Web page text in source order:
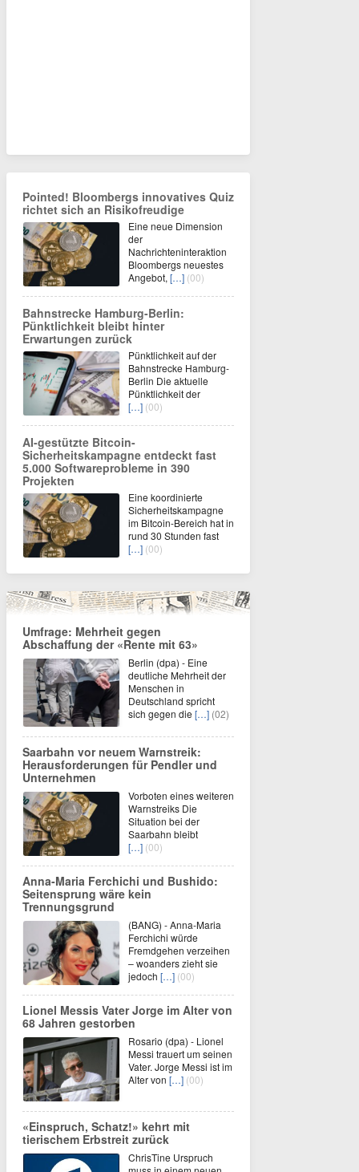
Pointed! Bloombergs innovatives Quiz
richtet sich an Risikofreudige
Eine neue Dimension
der
Nachrichteninteraktion
Bloombergs neuestes
Angebot, […] (00)
Bahnstrecke Hamburg-Berlin:
Pünktlichkeit bleibt hinter
Erwartungen zurück
Pünktlichkeit auf der
Bahnstrecke Hamburg-
Berlin Die aktuelle
Pünktlichkeit der
[…] (00)
AI-gestützte Bitcoin-
Sicherheitskampagne entdeckt fast
5.000 Softwareprobleme in 390
Projekten
Eine koordinierte
Sicherheitskampagne
im Bitcoin-Bereich hat in
rund 30 Stunden fast
[…] (00)
Umfrage: Mehrheit gegen
Abschaffung der «Rente mit 63»
Berlin (dpa) - Eine
deutliche Mehrheit der
Menschen in
Deutschland spricht
sich gegen die […] (02)
Saarbahn vor neuem Warnstreik:
Herausforderungen für Pendler und
Unternehmen
Vorboten eines weiteren
Warnstreiks Die
Situation bei der
Saarbahn bleibt
[…] (00)
Anna-Maria Ferchichi und Bushido:
Seitensprung wäre kein
Trennungsgrund
(BANG) - Anna-Maria
Ferchichi würde
Fremdgehen verzeihen
– woanders zieht sie
jedoch […] (00)
Lionel Messis Vater Jorge im Alter von
68 Jahren gestorben
Rosario (dpa) - Lionel
Messi trauert um seinen
Vater. Jorge Messi ist im
Alter von […] (00)
«Einspruch, Schatz!» kehrt mit
tierischem Erbstreit zurück
ChrisTine Urspruch